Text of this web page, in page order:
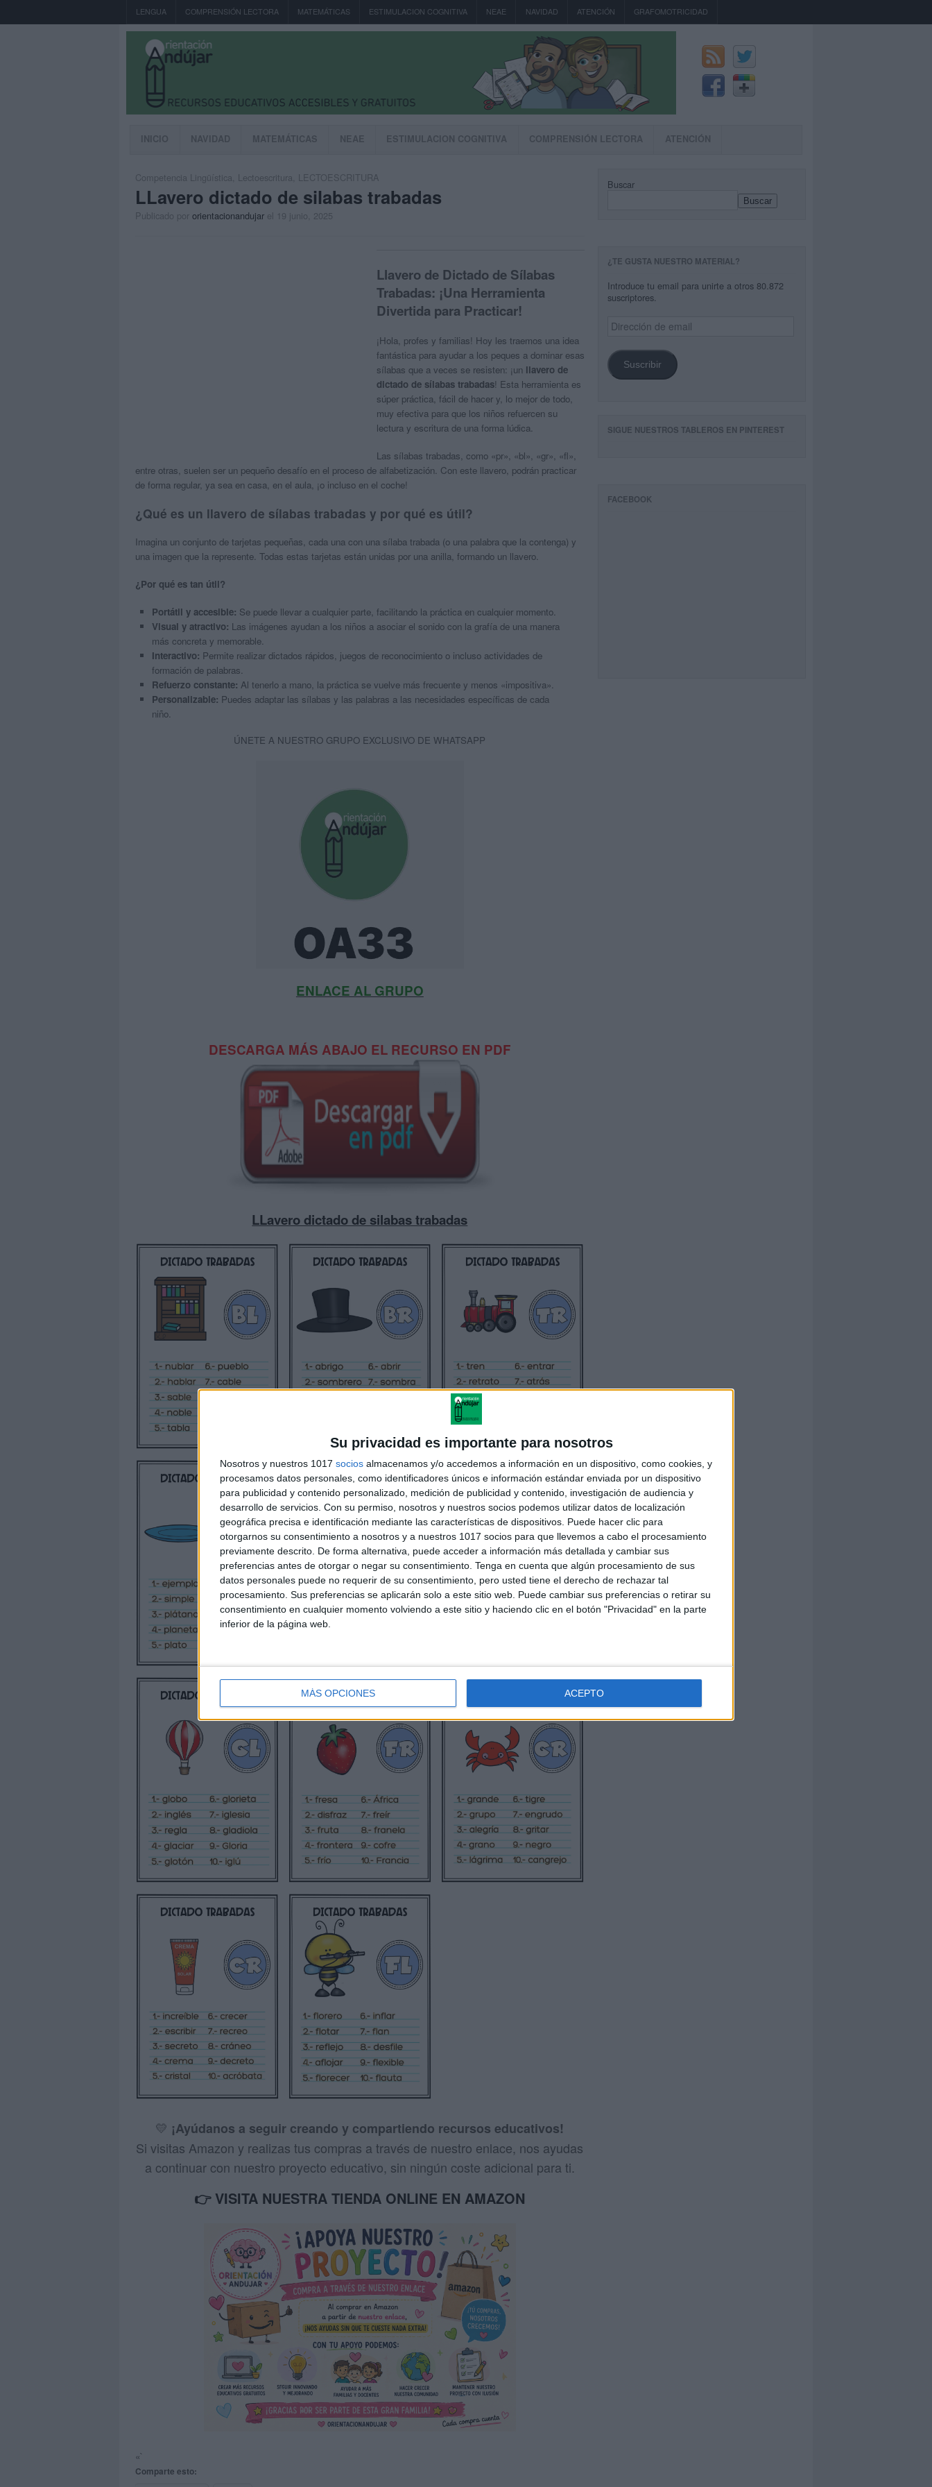
Su privacidad es importante para nosotros
Nosotros y nuestros 1017 socios almacenamos y/o accedemos a información en un dispositivo, como cookies, y
procesamos datos personales, como identificadores únicos e información estándar enviada por un dispositivo
para publicidad y contenido personalizado, medición de publicidad y contenido, investigación de audiencia y
desarrollo de servicios. Con su permiso, nosotros y nuestros socios podemos utilizar datos de localización
geográfica precisa e identificación mediante las características de dispositivos. Puede hacer clic para
otorgarnos su consentimiento a nosotros y a nuestros 1017 socios para que llevemos a cabo el procesamiento
previamente descrito. De forma alternativa, puede acceder a información más detallada y cambiar sus
preferencias antes de otorgar o negar su consentimiento. Tenga en cuenta que algún procesamiento de sus
datos personales puede no requerir de su consentimiento, pero usted tiene el derecho de rechazar tal
procesamiento. Sus preferencias se aplicarán solo a este sitio web. Puede cambiar sus preferencias o retirar su
consentimiento en cualquier momento volviendo a este sitio y haciendo clic en el botón "Privacidad" en la parte
inferior de la página web.
MÁS OPCIONES ACEPTO
LENGUA COMPRENSIÓN LECTORA MATEMÁTICAS ESTIMULACION COGNITIVA NEAE NAVIDAD ATENCIÓN GRAFOMOTRICIDAD
INICIO NAVIDAD MATEMÁTICAS NEAE ESTIMULACION COGNITIVA COMPRENSIÓN LECTORA ATENCIÓN
Competencia Lingüística Lectoescritura LECTOESCRITURA
LLavero dictado de silabas trabadas
Publicado por orientacionandujar el 19 junio, 2025
Llavero de Dictado de Sílabas
Trabadas: ¡Una Herramienta
Divertida para Practicar!
¡Hola, profes y familias! Hoy les traemos una idea
fantástica para ayudar a los peques a dominar esas
sílabas que a veces se resisten: ¡un llavero de
dictado de sílabas trabadas! Esta herramienta es
súper práctica, fácil de hacer y, lo mejor de todo,
muy efectiva para que los niños refuercen su
lectura y escritura de una forma lúdica.
Las sílabas trabadas, como «pr», «bl», «gr», «fl»,
entre otras, suelen ser un pequeño desafío en el proceso de alfabetización. Con este llavero, podrán practicar
de forma regular, ya sea en casa, en el aula, ¡o incluso en el coche!
¿Qué es un llavero de sílabas trabadas y por qué es útil?
Imagina un conjunto de tarjetas pequeñas, cada una con una sílaba trabada (o una palabra que la contenga) y
una imagen que la represente. Todas estas tarjetas están unidas por una anilla, formando un llavero.
¿Por qué es tan útil?
Portátil y accesible: Se puede llevar a cualquier parte, facilitando la práctica en cualquier momento.
Visual y atractivo: Las imágenes ayudan a los niños a asociar el sonido con la grafía de una manera
más concreta y memorable.
Interactivo: Permite realizar dictados rápidos, juegos de reconocimiento o incluso actividades de
formación de palabras.
Refuerzo constante: Al tenerlo a mano, la práctica se vuelve más frecuente y menos «impositiva».
Personalizable: Puedes adaptar las sílabas y las palabras a las necesidades específicas de cada
niño.
ÚNETE A NUESTRO GRUPO EXCLUSIVO DE WHATSAPP
ENLACE AL GRUPO
DESCARGA MÁS ABAJO EL RECURSO EN PDF
LLavero dictado de silabas trabadas
💛 ¡Ayúdanos a seguir creando y compartiendo recursos educativos!
Si visitas Amazon y realizas tus compras a través de nuestro enlace, nos ayudas
a continuar con nuestro proyecto educativo, sin ningún coste adicional para ti.
👉 VISITA NUESTRA TIENDA ONLINE EN AMAZON
«`
Comparte esto:
Buscar
Buscar
¿TE GUSTA NUESTRO MATERIAL?
Introduce tu email para unirte a otros 80.872
suscriptores.
Dirección
de
Suscribir
SIGUE NUESTROS TABLEROS EN PINTEREST
FACEBOOK